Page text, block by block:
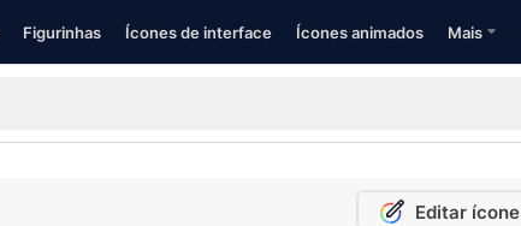
Figurinhas Ícones de interface Ícones animados Mais
Editar ícone